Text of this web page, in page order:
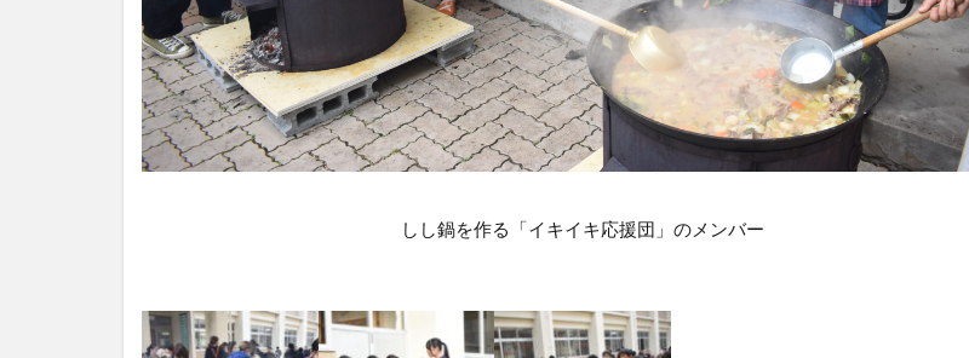
しし鍋を作る「イキイキ応援団」のメンバー